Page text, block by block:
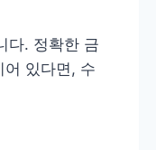
다. 정확한 금
있다면, 수